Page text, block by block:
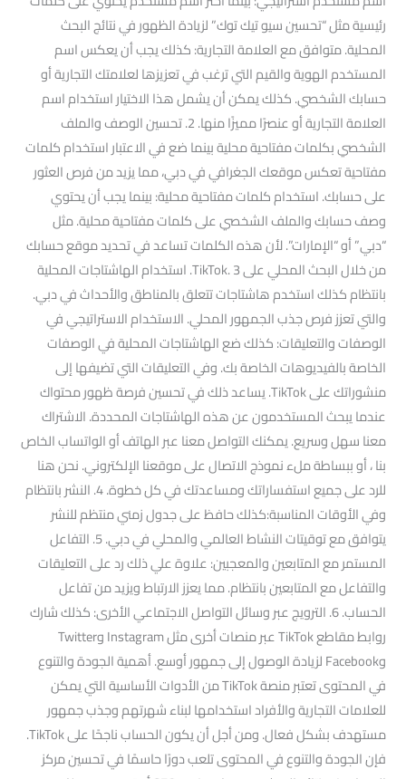
رئيسية مثل “تحسين سيو تيك توك” لزيادة الظهور في نتائج البحث
المحلية. متوافق مع العلامة التجارية: كذلك يجب أن يعكس اسم
المستخدم الهوية والقيم التي ترغب في تعزيزها لعلامتك التجارية أو
حسابك الشخصي. كذلك يمكن أن يشمل هذا الاختيار استخدام اسم
العلامة التجارية أو عنصرًا مميزًا منها. 2. تحسين الوصف والملف
الشخصي بكلمات مفتاحية محلية بينما ضع في الاعتبار استخدام كلمات
مفتاحية تعكس موقعك الجغرافي في دبي، مما يزيد من فرص العثور
على حسابك. استخدام كلمات مفتاحية محلية: بينما يجب أن يحتوي
وصف حسابك والملف الشخصي على كلمات مفتاحية محلية. مثل
“دبي” أو “الإمارات”. لأن هذه الكلمات تساعد في تحديد موقع حسابك
من خلال البحث المحلي على TikTok. 3. استخدام الهاشتاجات المحلية
بانتظام كذلك استخدم هاشتاجات تتعلق بالمناطق والأحداث في دبي.
والتي تعزز فرص جذب الجمهور المحلي. الاستخدام الاستراتيجي في
الوصفات والتعليقات: كذلك ضع الهاشتاجات المحلية في الوصفات
الخاصة بالفيديوهات الخاصة بك. وفي التعليقات التي تضيفها إلى
منشوراتك على TikTok. يساعد ذلك في تحسين فرصة ظهور محتواك
عندما يبحث المستخدمون عن هذه الهاشتاجات المحددة. الاشتراك
معنا سهل وسريع. يمكنك التواصل معنا عبر الهاتف أو الواتساب الخاص
بنا ، أو ببساطة ملء نموذج الاتصال على موقعنا الإلكتروني. نحن هنا
للرد على جميع استفساراتك ومساعدتك في كل خطوة. 4. النشر بانتظام
وفي الأوقات المناسبة:كذلك حافظ على جدول زمني منتظم للنشر
يتوافق مع توقيتات النشاط العالمي والمحلي في دبي. 5. التفاعل
المستمر مع المتابعين والمعجبين: علاوة علي ذلك رد على التعليقات
والتفاعل مع المتابعين بانتظام. مما يعزز الارتباط ويزيد من تفاعل
الحساب. 6. الترويج عبر وسائل التواصل الاجتماعي الأخرى: كذلك شارك
روابط مقاطع TikTok عبر منصات أخرى مثل Instagram وTwitter
وFacebook لزيادة الوصول إلى جمهور أوسع. أهمية الجودة والتنوع
في المحتوى تعتبر منصة TikTok من الأدوات الأساسية التي يمكن
للعلامات التجارية والأفراد استخدامها لبناء شهرتهم وجذب جمهور
مستهدف بشكل فعال. ومن أجل أن يكون الحساب ناجحًا على TikTok.
فإن الجودة والتنوع في المحتوى تلعب دورًا حاسمًا في تحسين مركز